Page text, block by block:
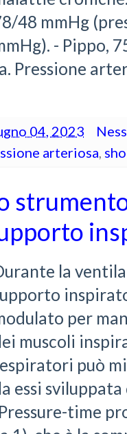
48 mmHg
- Pippo,
Pressione
04, 2023
arteriosa,
la
per
muscoli
può
essi
time